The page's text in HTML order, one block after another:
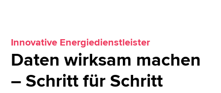
Innovative Energiedienstleister
Daten wirksam machen
– Schritt für Schritt